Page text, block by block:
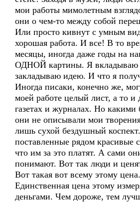
мои работы мимолетным
они о чем-то между собой
Или просто кивнут с умным
хорошая работа. И все! В то
месяцы, иногда даже годы на
ОДНОЙ картины. Я вкладываю
закладываю идею. И что я
Иногда писаки, конечно же,
моей работе целый лист, а то и
газетах и журналах. Но какими
они не описывали мои
лишь сухой бездушный
поставленные рядом красивые
что им за это платят. А сами
понимают. Вот так люди и
Вот такая вот всему этому
Единственная цена этому
деньгами. Чем дороже, тем